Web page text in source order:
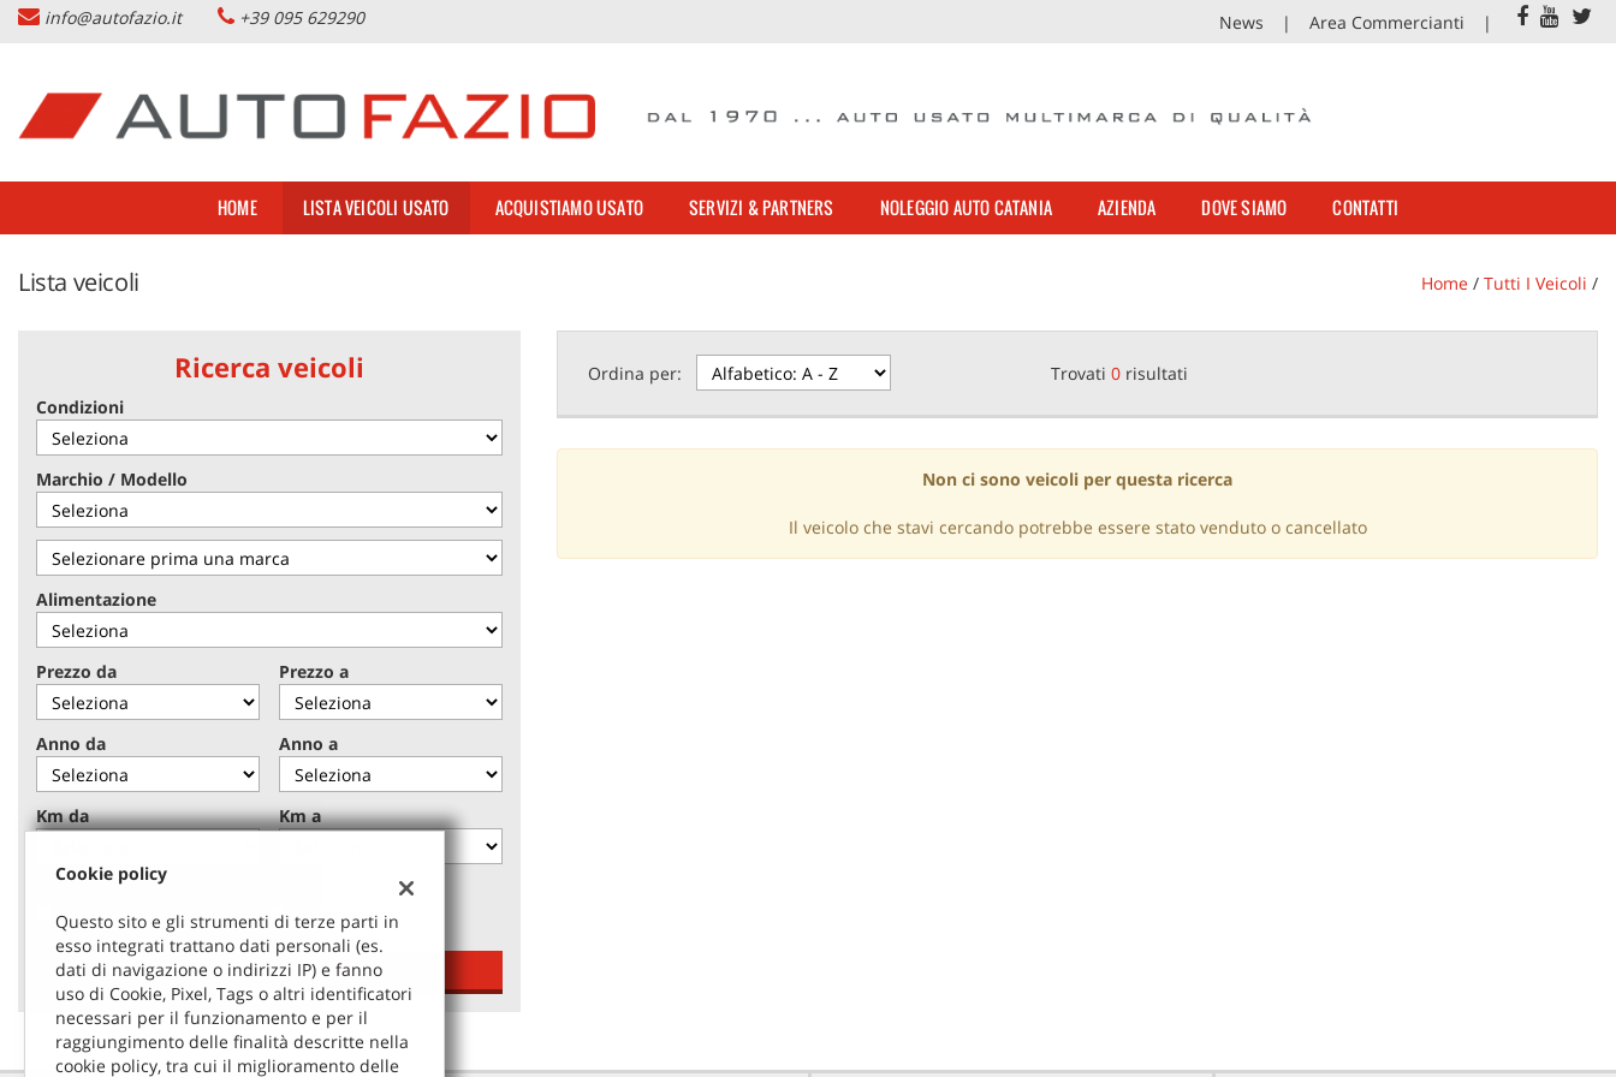
HOME
LISTA VEICOLI USATO
DOVE SIAMO
CONTATTI
NEWS
AREA COMMERCIANTI
info@autofazio.it +39 095 629290 News Area Commercianti
HOME LISTA VEICOLI USATO ACQUISTIAMO USATO SERVIZI & PARTNERS NOLEGGIO AUTO CATANIA AZIENDA DOVE SIAMO CONTATTI
Lista veicoli Home / Tutti I Veicoli /
Ricerca veicoli
Condizioni
Marchio / Modello
Alimentazione
Prezzo da Prezzo a
Anno da Anno a
Km da Km a
Cambio:
Manuale
Automatico
51 Veicoli
Ordina per: Trovati0 risultati
Non ci sono veicoli per questa ricerca
Il veicolo che stavi cercando potrebbe essere stato venduto o cancellato
Cookie policy
Questo sito e gli strumenti di terze parti in
esso integrati trattano dati personali (es.
dati di navigazione o indirizzi IP) e fanno
uso di Cookie, Pixel, Tags o altri identificatori
necessari per il funzionamento e per il
raggiungimento delle finalità descritte nella
cookie policy, tra cui il miglioramento delle
preferenze
di
consenso
Il
pannello
consente
preferenze
di
consenso
alle
tecnologie
di
tracciamento
che
adottiamo
per
offrire
le
funzionalità
e
svolgere
le
attività
di
seguito
Per
maggiori
informazioni
sull'utilità
funzionamento